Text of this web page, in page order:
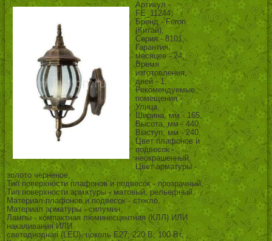
Артикул -
FE_11244,
Бренд - Feron
(Китай),
Серия - 8101,
Гарантия,
месяцев - 24,
Время
изготовления,
дней - 1,
Рекомендуемые
помещения -
Улица,
Ширина, мм - 165,
Высота, мм - 440,
Выступ, мм - 240,
Цвет плафонов и
подвесок -
неокрашенный,
Цвет арматуры -
золото черненое,
Тип поверхности плафонов и подвесок - прозрачный,
Тип поверхности арматуры - матовый, рельефный,
Материал плафонов и подвесок - стекло,
Материал арматуры - силумин,
Лампы - компактная люминесцентная (КЛЛ) ИЛИ
накаливания ИЛИ
светодиодная (LED), цоколь E27; 220 В; 100 Вт, ,